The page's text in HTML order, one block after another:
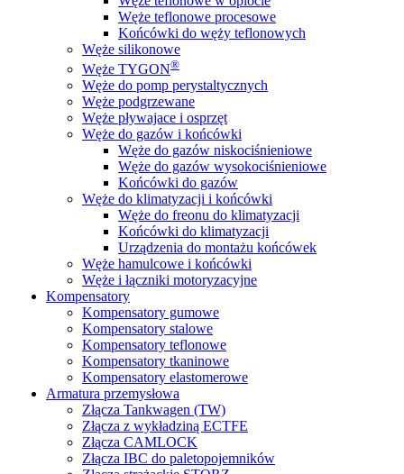
Węże teflonowe procesowe
Końcówki do węży teflonowych
Węże silikonowe
Węże TYGON®
Węże do pomp perystaltycznych
Węże podgrzewane
Węże pływajace i osprzęt
Węże do gazów i końcówki
Węże do gazów niskociśnieniowe
Węże do gazów wysokociśnieniowe
Końcówki do gazów
Węże do klimatyzacji i końcówki
Węże do freonu do klimatyzacji
Końcówki do klimatyzacji
Urządzenia do montażu końcówek
Węże hamulcowe i końcówki
Węże i łączniki motoryzacyjne
Kompensatory
Kompensatory gumowe
Kompensatory stalowe
Kompensatory teflonowe
Kompensatory tkaninowe
Kompensatory elastomerowe
Armatura przemysłowa
Złącza Tankwagen (TW)
Złącza z wykładziną ECTFE
Złącza CAMLOCK
Złącza IBC do paletopojemników